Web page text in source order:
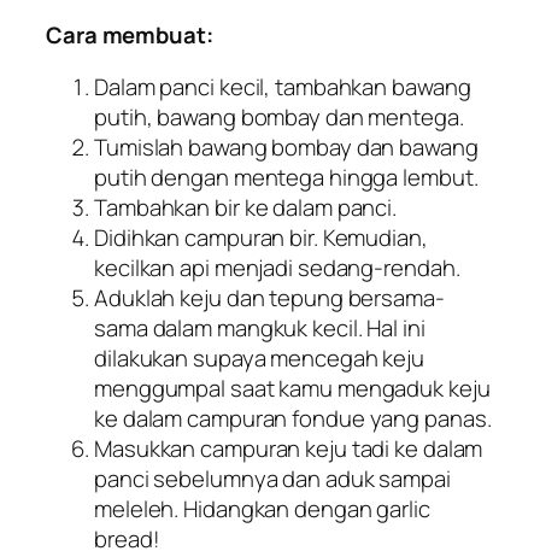
Cara membuat:
Dalam panci kecil, tambahkan bawang
putih, bawang bombay dan mentega.
Tumislah bawang bombay dan bawang
putih dengan mentega hingga lembut.
Tambahkan bir ke dalam panci.
Didihkan campuran bir. Kemudian,
kecilkan api menjadi sedang-rendah.
Aduklah keju dan tepung bersama-
sama dalam mangkuk kecil. Hal ini
dilakukan supaya mencegah keju
menggumpal saat kamu mengaduk keju
ke dalam campuranfondueyang panas.
Masukkan campuran keju tadi ke dalam
panci sebelumnya dan aduk sampai
meleleh. Hidangkan dengangarlic
bread!